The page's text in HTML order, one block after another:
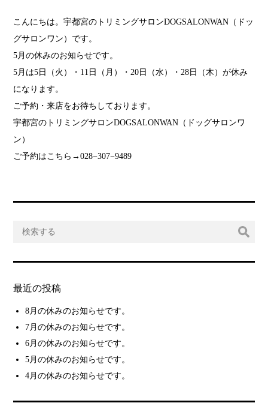
こんにちは。宇都宮のトリミングサロンDOGSALONWAN（ドッ
グサロンワン）です。
5月の休みのお知らせです。
5月は5日（火）・11日（月）・20日（水）・28日（木）が休み
になります。
ご予約・来店をお待ちしております。
宇都宮のトリミングサロンDOGSALONWAN（ドッグサロンワ
ン）
ご予約はこちら→028−307−9489
最近の投稿
8月の休みのお知らせです。
7月の休みのお知らせです。
6月の休みのお知らせです。
5月の休みのお知らせです。
4月の休みのお知らせです。